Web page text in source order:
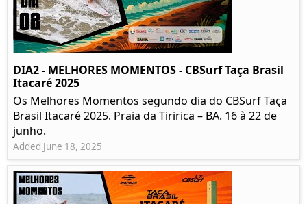
DIA2 - MELHORES MOMENTOS - CBSurf Taça Brasil
Itacaré 2025
Os Melhores Momentos segundo dia do CBSurf Taça
Brasil Itacaré 2025. Praia da Tiririca – BA. 16 à 22 de
junho.
Added June 18, 2025